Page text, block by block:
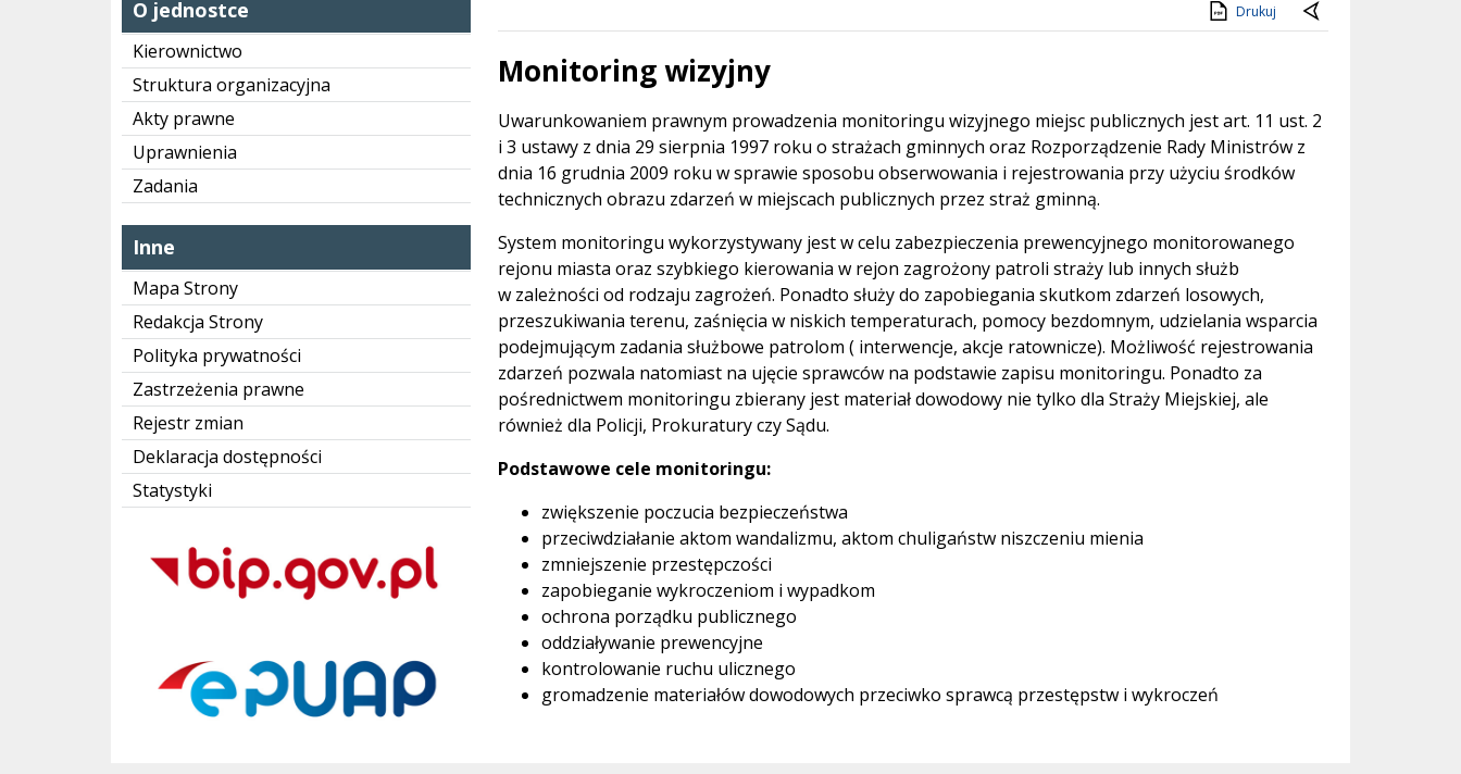
O jednostce
Kierownictwo
Struktura organizacyjna
Akty prawne
Uprawnienia
Zadania
Inne
Mapa Strony
Redakcja Strony
Polityka prywatności
Zastrzeżenia prawne
Rejestr zmian
Deklaracja dostępności
Statystyki
Drukuj
Monitoring wizyjny
Treść
Uwarunkowaniem prawnym prowadzenia monitoringu wizyjnego miejsc publicznych jest art. 11 ust. 2
i 3 ustawy z dnia 29 sierpnia 1997 roku o strażach gminnych oraz Rozporządzenie Rady Ministrów z
dnia 16 grudnia 2009 roku w sprawie sposobu obserwowania i rejestrowania przy użyciu środków
technicznych obrazu zdarzeń w miejscach publicznych przez straż gminną.
System monitoringu wykorzystywany jest w celu zabezpieczenia prewencyjnego monitorowanego
rejonu miasta oraz szybkiego kierowania w rejon zagrożony patroli straży lub innych służb
w zależności od rodzaju zagrożeń. Ponadto służy do zapobiegania skutkom zdarzeń losowych,
przeszukiwania terenu, zaśnięcia w niskich temperaturach, pomocy bezdomnym, udzielania wsparcia
podejmującym zadania służbowe patrolom ( interwencje, akcje ratownicze). Możliwość rejestrowania
zdarzeń pozwala natomiast na ujęcie sprawców na podstawie zapisu monitoringu. Ponadto za
pośrednictwem monitoringu zbierany jest materiał dowodowy nie tylko dla Straży Miejskiej, ale
również dla Policji, Prokuratury czy Sądu.
Podstawowe cele monitoringu:
zwiększenie poczucia bezpieczeństwa
przeciwdziałanie aktom wandalizmu, aktom chuligaństw niszczeniu mienia
zmniejszenie przestępczości
zapobieganie wykroczeniom i wypadkom
ochrona porządku publicznego
oddziaływanie prewencyjne
kontrolowanie ruchu ulicznego
gromadzenie materiałów dowodowych przeciwko sprawcą przestępstw i wykroczeń